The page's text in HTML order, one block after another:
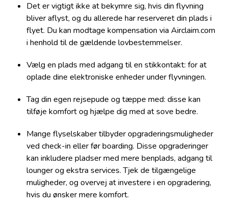
Det er vigtigt ikke at bekymre sig, hvis din flyvning
bliver aflyst, og du allerede har reserveret din plads i
flyet. Du kan modtage kompensation via Airclaim.com
i henhold til de gældende lovbestemmelser.
Vælg en plads med adgang til en stikkontakt: for at
oplade dine elektroniske enheder under flyvningen.
Tag din egen rejsepude og tæppe med: disse kan
tilføje komfort og hjælpe dig med at sove bedre.
Mange flyselskaber tilbyder opgraderingsmuligheder
ved check-in eller før boarding. Disse opgraderinger
kan inkludere pladser med mere benplads, adgang til
lounger og ekstra services. Tjek de tilgængelige
muligheder, og overvej at investere i en opgradering,
hvis du ønsker mere komfort.